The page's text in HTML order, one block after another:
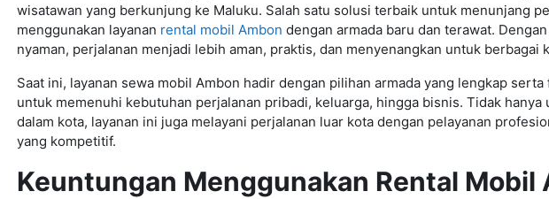
wisatawan yang berkunjung ke Maluku. Salah satu solusi terbaik untuk menunjang
menggunakan layanan rental mobil Ambon dengan armada baru dan terawat.
nyaman, perjalanan menjadi lebih aman, praktis, dan menyenangkan untuk berbagai
Saat ini, layanan sewa mobil Ambon hadir dengan pilihan armada yang lengkap
untuk memenuhi kebutuhan perjalanan pribadi, keluarga, hingga bisnis. Tidak hanya
dalam kota, layanan ini juga melayani perjalanan luar kota dengan pelayanan
yang kompetitif.
Keuntungan Menggunakan Rental Mobil